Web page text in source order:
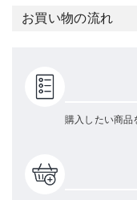
お買い物の流れ
購入したい商品